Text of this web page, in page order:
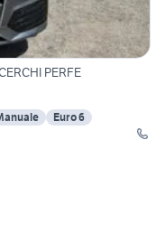
PERFE
Euro 6